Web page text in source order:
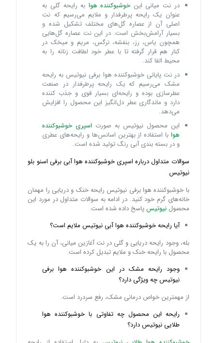
در نت میانی این خوشبوکننده هوا به رایحه گلی به
عنوان یک رایحه پرطرفدار و ملایم می‌رسیم که نت
اصلی آن از عصاره گل‌های مختلف تشکیل شده و
بسیار آرامش‌بخش است. در این نت عصاره گل‌هایی
همچون یاس، رز، بنفشه، نرگس، مریم و میخک در
کنار هم قرار گرفته تا با عطر خود لطافت زنانه را به
محیط القا کند.
در نت پایانی خوشبوکننده هوا برفی نیوتیس به رایحه
مشک می‌رسیم که یک رایحه پرطرفدار در صنعت
عطرسازی بوده و رایحه‌ای بسیار قوی و جذب کننده
دارد و ماندگاری عطر دل‌انگیز این محصول را افزایش
می‌دهد.
این محصول نیوتیس به صورت اسپری خوشبوکننده
هوا با استفاده از بهترین اسانس‌ها و رایحه‌های عطری
و در بسته بندی آبی رنگ تولید شده است.
سوالات متداول درباره اسپری خوشبوکننده هوا آبی برفی اسنو بلو
نیوتیس
با خوشبوکننده هوا برفی نیوتیس رایحه خنک و دریایی را مهمان
خانه‌های گرم خود کنید. در ادامه به سوالات متداول در مورد این
محصولنیوتیسپاسخ داده شده است.
آیا رایحه خوشبوکننده هوا آبی نیوتیس ملایم است؟
بله، وجود رایحه دریایی و گلی در نت آغازین میانی، آن را به یک
محصول با رایحه خنک و ملایم تبدیل کرده است.
وجود رایحه مشک در این خوشبوکننده هوا برفی
نیوتیس چه ویژگی دارد؟
از مهمترین خواص درمانی مشک، رفع سردرد است.
رایحه این محصول چه تفاوتی با خوشبوکننده هوا
طلایی نیوتیس دارد؟